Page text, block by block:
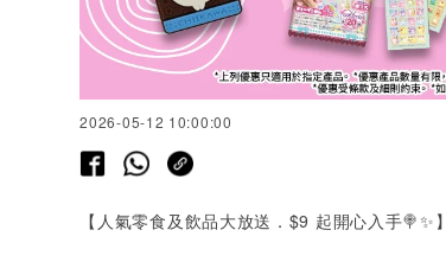
2026-05-12 10:00:00
【人氣零食及飲品大放送． $9 起開心入手🍭✨】